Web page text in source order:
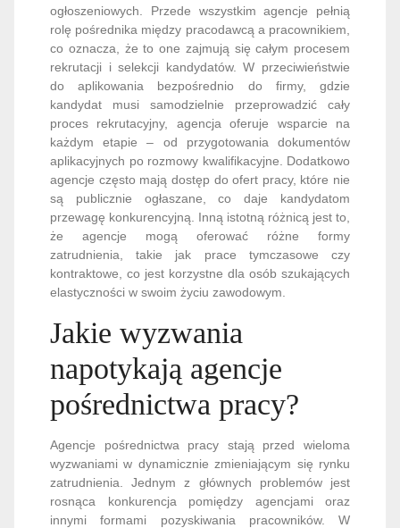
ogłoszeniowych. Przede wszystkim agencje pełnią
rolę pośrednika między pracodawcą a pracownikiem,
co oznacza, że to one zajmują się całym procesem
rekrutacji i selekcji kandydatów. W przeciwieństwie
do aplikowania bezpośrednio do firmy, gdzie
kandydat musi samodzielnie przeprowadzić cały
proces rekrutacyjny, agencja oferuje wsparcie na
każdym etapie – od przygotowania dokumentów
aplikacyjnych po rozmowy kwalifikacyjne. Dodatkowo
agencje często mają dostęp do ofert pracy, które nie
są publicznie ogłaszane, co daje kandydatom
przewagę konkurencyjną. Inną istotną różnicą jest to,
że agencje mogą oferować różne formy
zatrudnienia, takie jak prace tymczasowe czy
kontraktowe, co jest korzystne dla osób szukających
elastyczności w swoim życiu zawodowym.
Jakie wyzwania
napotykają agencje
pośrednictwa pracy?
Agencje pośrednictwa pracy stają przed wieloma
wyzwaniami w dynamicznie zmieniającym się rynku
zatrudnienia. Jednym z głównych problemów jest
rosnąca konkurencja pomiędzy agencjami oraz
innymi formami pozyskiwania pracowników. W